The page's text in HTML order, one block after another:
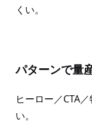
くい。
パターンで量
ヒーロー／CTA
い。